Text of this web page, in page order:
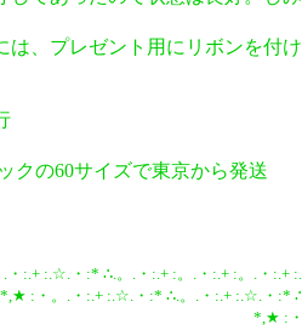
は、プレゼント用にリボンを付け
クの60サイズで東京から発送
・:.+ :.☆.・:* ∴.。.・:.+ :。.・:.+ :。.・
:・。.・:.+ :.☆.・:* ∴.。.・:.+ :.☆.・:*
*,★ :・